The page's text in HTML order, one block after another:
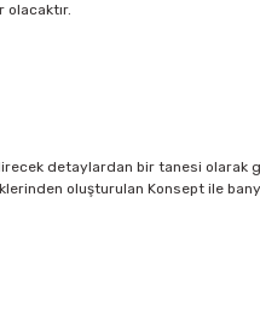
olacaktır.
detaylardan bir tanesi
oluşturulan Konsept ile